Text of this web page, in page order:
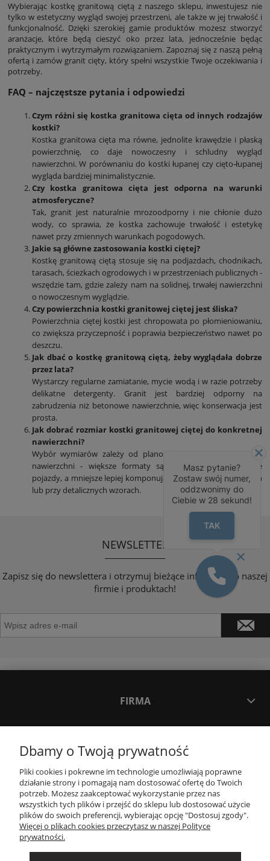
Wybierając kostkę granitową ciętą z naszego sklepu, inwestujesz nie
tylko w estetyczny wygląd swojej przestrzeni, ale także w jej trwałość i
funkcjonalność. Dzięki szerokiej gamie produktów możesz stworzyć
aranżacje, które będą cieszyć oko przez lata, jednocześnie będąc
praktycznym i wytrzymałym rozwiązaniem. Zapoznaj się z naszą pełną
ofertą i zamów granit cięty, który spełni wszystkie Twoje oczekiwania i
potrzeby.
FAQ – najczęstsze pytania i odpowiedzi
Czym różni się kostka granitowa cięta od innych rodzajów
kostki?
Kostka granitowa cięta ma równe, jednolite krawędzie i płaską
powierzchnię, co daje nowoczesny i schludny wygląd
nawierzchni. W porównaniu do kostki łupanej czy cięto-łupanej
wygląda bardziej minimalistycznie.
Czy kostka granitowa cięta jest odporna na warunki
atmosferyczne?
Tak, granit jest naturalnie mrozoodporny i nie chłonie dużo
wody, co sprawia, że kostka zachowuje trwałość i estetykę
nawet przy zmiennych warunkach pogodowych.
Jakie są główne zastosowania kostki ciętej?
Kostkę granitową ciętą stosuje się na podjazdach, chodnikach,
tarasach, ścieżkach ogrodowych i w przestrzeniach publicznych -
wszędzie tam, gdzie zależy nam na solidnej, trwałej nawierzchni
o nowoczesnym wyglądzie.
Czy powierzchnia kostki granitowej ciętej jest śliska?
Powierzchnia ciętej kostki jest chropowata po płomieniowaniu,
co zwiększa przyczepność i poprawia bezpieczeństwo nawet po
deszczu.
Jak dbać o kostkę granitową ciętą, żeby wyglądała dobrze
przez lata?
Wystarczy regularne zamiatanie, mycie wodą i w razie potrzeby
delikatne detergenty. Granit jest bardziej odporny na
zabrudzenia niż betonowe nawierzchnie, więc konserwacja jest
prosta.
Jak dobrać rozmiar kostki granitowej ciętej do konkretnej
nawierzchni?
Wybór wymiarów zależy od planowanego obciążenia i stylu
nawierzchni - większe formaty są stabilniejsze pod ciężkie
pojazdy, a mniejsze lepiej komponują się na węższych ścieżkach
lub przy detalicznych wzorach.
NEWSLETTER
Zapisz się do newslettera i otrzymuj bieżące informacje o naszej
firmie i produktach!
FIRMA
INFORMACJE
OBSŁUGA KLIENTA
OBSERWUJ NAS
Dbamy o Twoją prywatność
Pliki cookies i pokrewne im technologie umożliwiają poprawne
działanie strony i pomagają nam dostosować ofertę do Twoich
potrzeb. Możesz zaakceptować wykorzystanie przez nas
wszystkich tych plików i przejść do sklepu lub dostosować użycie
plików do swoich preferencji, wybierając opcję "Dostosuj zgody".
Więcej o plikach cookies przeczytasz w naszej Polityce
prywatności.
Masz pytanie?
Zostaw swój numer,
oddzwonimy do
Ciebie w 28 sekund!
TAK